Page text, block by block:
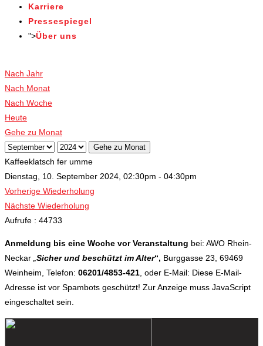
Karriere
Pressespiegel
">Über uns
Nach Jahr
Nach Monat
Nach Woche
Heute
Gehe zu Monat
Gehe zu Monat
Kaffeeklatsch fer umme
Dienstag, 10. September 2024, 02:30pm - 04:30pm
Vorherige Wiederholung
Nächste Wiederholung
Aufrufe : 44733
Anmeldung bis eine Woche vor Veranstaltung bei: AWO Rhein-
Neckar Sicher und beschützt im Alter“, Burggasse 23, 69469
Weinheim, Telefon: 06201/4853-421 , oder E-Mail: Diese E-Mail-
Adresse ist vor Spambots geschützt! Zur Anzeige muss JavaScript
eingeschaltet sein.